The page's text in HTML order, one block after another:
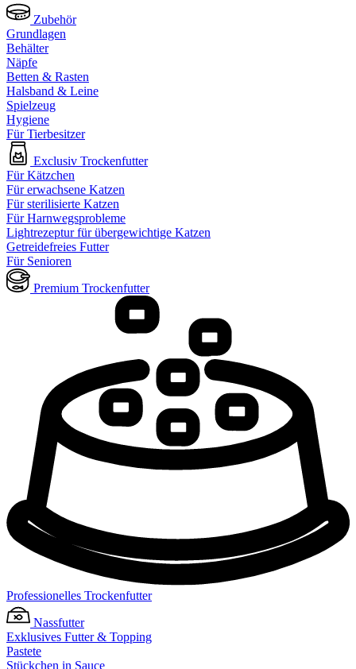
Zubehör
Grundlagen
Behälter
Näpfe
Betten & Rasten
Halsband & Leine
Spielzeug
Hygiene
Für Tierbesitzer
Exclusiv Trockenfutter
Für Kätzchen
Für erwachsene Katzen
Für sterilisierte Katzen
Für Harnwegsprobleme
Lightrezeptur für übergewichtige Katzen
Getreidefreies Futter
Für Senioren
Premium Trockenfutter
Professionelles Trockenfutter
Nassfutter
Exklusives Futter & Topping
Pastete
Stückchen in Sauce